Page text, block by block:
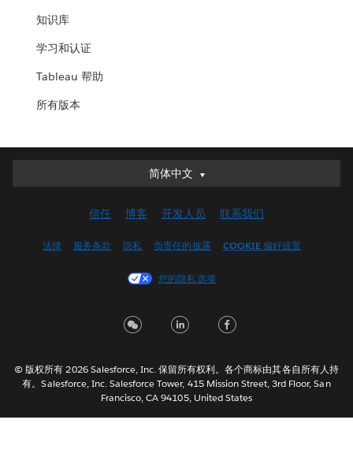
知识库
学习和认证
Tableau 帮助
所有版本
简体中文
简体中文
English (UK)
Français (Canada)
Italiano
한국어
Nederlands
信任 博客 开发人员 联系我们
法律 服务条款 隐私 负责任的披露 COOKIE 偏好设置
您的隐私选项
© 版权所有 2026 Salesforce, Inc. 保留所有权利。各个商标由其各自所有人持
有。Salesforce, Inc. Salesforce Tower, 415 Mission Street, 3rd Floor, San
Francisco, CA 94105, United States